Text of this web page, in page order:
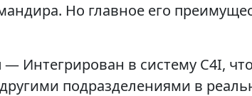
Но главное его
— Интегрирован в систему C4I, что
подразделениями в